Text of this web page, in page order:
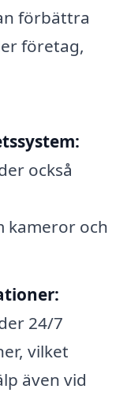
förbättra
företag,
också
kameror och
24/7
vilket
även vid